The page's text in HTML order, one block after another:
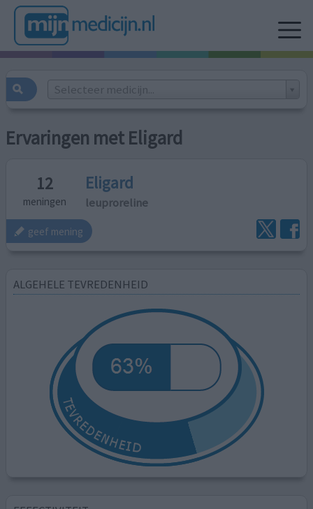
Selecteer medicijn...
Ervaringen met Eligard
12
meningen
Eligard
leuproreline
geef mening
ALGEHELE TEVREDENHEID